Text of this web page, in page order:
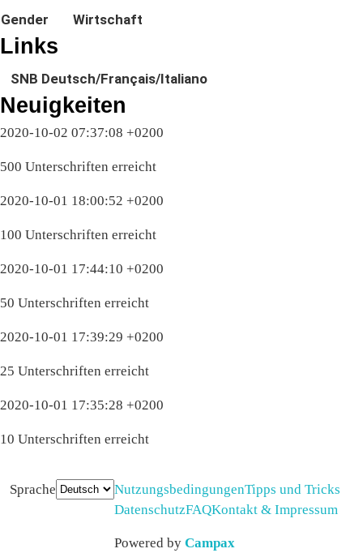
Gender Wirtschaft
Links
SNB Deutsch/Français/Italiano
Neuigkeiten
2020-10-02 07:37:08 +0200
500 Unterschriften erreicht
2020-10-01 18:00:52 +0200
100 Unterschriften erreicht
2020-10-01 17:44:10 +0200
50 Unterschriften erreicht
2020-10-01 17:39:29 +0200
25 Unterschriften erreicht
2020-10-01 17:35:28 +0200
10 Unterschriften erreicht
Sprache NutzungsbedingungenTipps und Tricks
DatenschutzFAQKontakt & Impressum
Powered by Campax